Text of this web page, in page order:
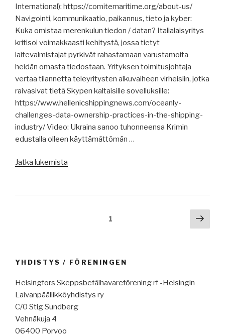
operaattorit
keskittyvät,
yhteenlastauskeskus,
kauppa
se
on,
joka
kannattaa
sodassakin,
autonomiasta,
kasvihuonekaasujen
päästömaksu,
kokoaa
Lähi-
Itään,
zhuānyuán.”
International): https://comitemaritime.org/about-us/
Navigointi, kommunikaatio, paikannus, tieto ja kyber:
Kuka omistaa merenkulun tiedon / datan? Italialaisyritys
kritisoi voimakkaasti kehitystä, jossa tietyt
laitevalmistajat pyrkivät rahastamaan varustamoita
heidän omasta tiedostaan. Yrityksen toimitusjohtaja
vertaa tilannetta teleyritysten alkuvaiheen virheisiin, jotka
raivasivat tietä Skypen kaltaisille sovelluksille:
https://www.hellenicshippingnews.com/oceanly-
challenges-data-ownership-practices-in-the-shipping-
industry/ Video: Ukraina sanoo tuhonneensa Krimin
edustalla olleen käyttämättömän …
Jatka lukemista
Kiinan
luotsiportaista,
isot
lippumaat
1
sivu
YHDISTYS / FÖRENINGEN
Helsingfors Skeppsbefälhavareförening rf -Helsingin
Laivanpäällikköyhdistys ry
C/0 Stig Sundberg
Vehnäkuja 4
06400 Porvoo